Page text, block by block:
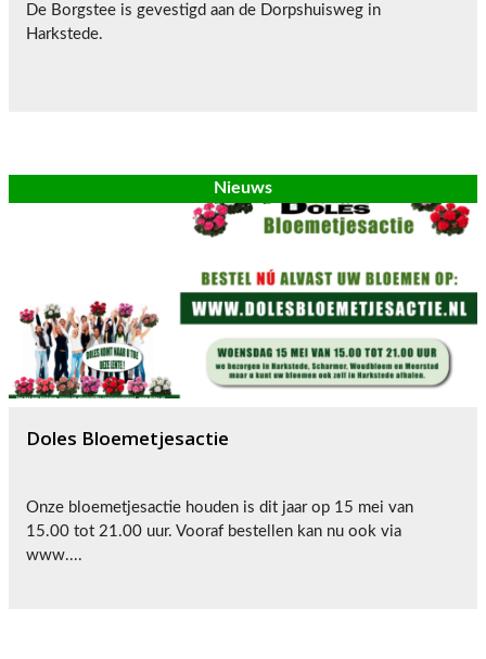
Nieuws
Doles Bloemetjesactie
Onze bloemetjesactie houden is dit jaar op 15 mei van
15.00 tot 21.00 uur. Vooraf bestellen kan nu ook via
www....
De Borgstee is gevestigd aan de Dorpshuisweg in
Harkstede.